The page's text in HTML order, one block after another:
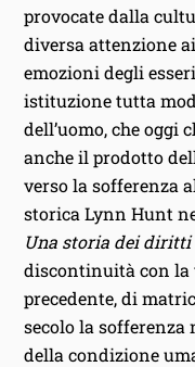
provocate dalla
diversa attenzione
emozioni degli
istituzione tutta
dell’uomo, che
anche il prodotto
verso la sofferenza
storica Lynn Hunt
Una storia dei diritti
discontinuità con la
precedente, di
secolo la
della condizione